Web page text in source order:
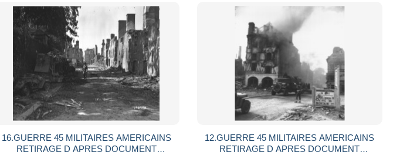
16.GUERRE 45 MILITAIRES AMERICAINS
RETIRAGE D APRES DOCUMENT
12.GUERRE 45 MILITAIRES AMERICAINS
RETIRAGE D APRES DOCUMENT